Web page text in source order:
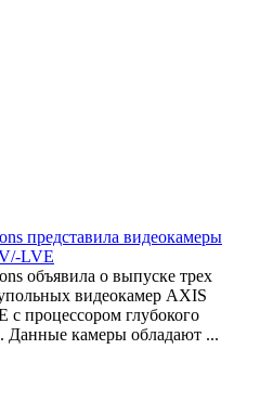
представила видеокамеры
LVE
объявила о выпуске трех
видеокамер AXIS
процессором глубокого
Данные камеры обладают ...